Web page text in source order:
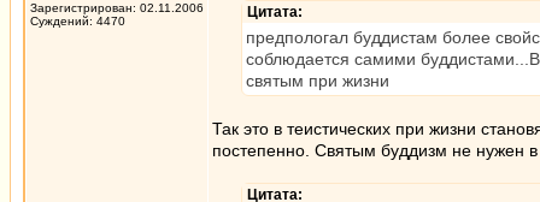
Зарегистрирован: 02.11.2006
Суждений: 4470
Цитата:
предпологал буддистам более
соблюдается самими буддистами...В
святым при жизни
Так это в теистических при жизни
постепенно. Святым буддизм не
Цитата: